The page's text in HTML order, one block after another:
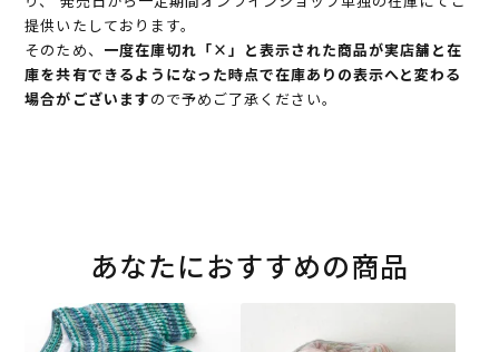
提供いたしております。
そのため、 一度在庫切れ「×」と表示された商品が実店舗と在
庫を共有できるようになった時点で在庫ありの表示へと変わる
場合がございますので予めご了承ください。
あなたにおすすめの商品